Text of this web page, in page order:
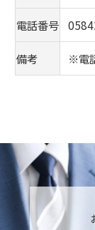
電話番号
備考 ※電